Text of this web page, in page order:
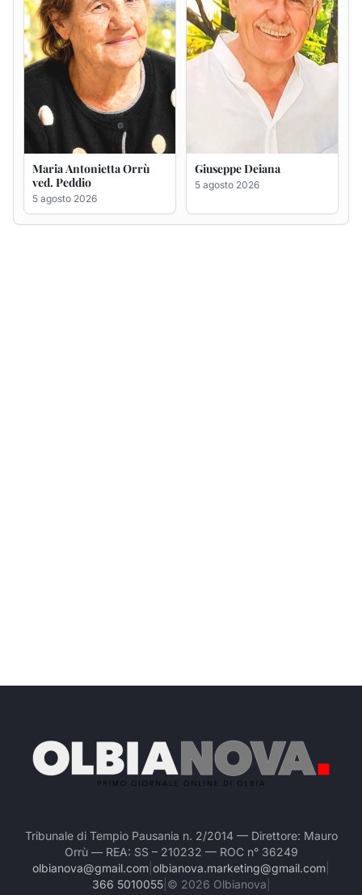
Tribunale di Tempio Pausania n. 2/2014 — Direttore: Mauro
Orrù — REA: SS – 210232 — ROC n° 36249
olbianova@gmail.com olbianova.marketing@gmail.com
366 5010055| © 2026 Olbianova